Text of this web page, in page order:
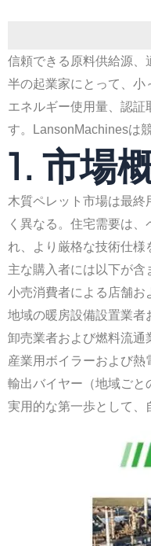
信頼できる原料供給源、
半の起業家にとって、小
エネルギー使用量、認
す。LansonMachinesは
1. 市場
木質ペレット市場は最
く異なる。住宅需要は
れ、より厳格な技術仕様
主な購入者には以下が含
小売消費者による店舗お
地域の暖房設備設置業者
卸売業者および燃料流通
産業用ボイラーおよび熱
輸出バイヤー（地域ごと
実用的な第一歩として、